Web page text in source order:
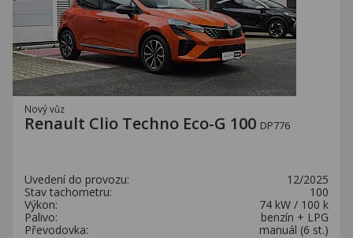
Nový vůz
Renault Clio Techno Eco-G 100 DP776
Uvedení do provozu:
12/2025
Stav tachometru:
100
Výkon:
74 kW / 100 k
Palivo:
benzín + LPG
Převodovka:
manuál (6 st.)